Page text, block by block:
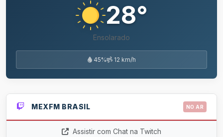
28°
Ensolarado
45% 12 km/h
MEXFM BRASIL NO AR
Assistir com Chat na Twitch